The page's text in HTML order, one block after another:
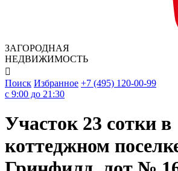
ЗАГОРОДНАЯ
НЕДВИЖИМОСТЬ

Поиск Избранное +7 (495) 120-00-99
c 9:00 до 21:30
Участок 23 сотки в
коттеджном